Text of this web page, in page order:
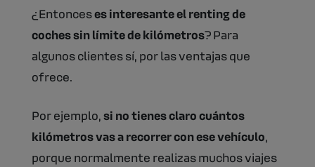
¿Entonceses interesante el renting de
coches sin límite de kilómetros? Para
algunos clientes sí, por las ventajas que
ofrece.
Por ejemplo,si no tienes claro cuántos
kilómetros vas a recorrer con ese vehículo,
porque normalmente realizas muchos viajes